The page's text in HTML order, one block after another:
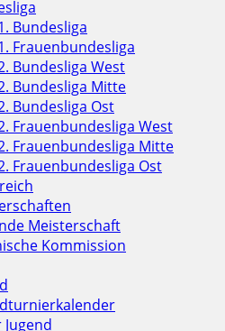
Bundesliga
Frauenbundesliga
Bundesliga West
Bundesliga Mitte
Bundesliga Ost
Frauenbundesliga West
Frauenbundesliga Mitte
Frauenbundesliga Ost
Meisterschaft
Kommission
Jugend